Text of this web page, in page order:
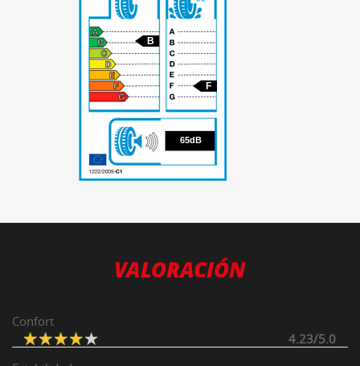
65
B
F
65dB
VALORACIÓN
Confort
4.23/5.0